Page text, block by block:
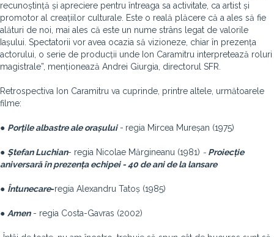
recunoștință și apreciere pentru întreaga sa activitate, ca artist și
promotor al creațiilor culturale. Este o reală plăcere că a ales să fie
alături de noi, mai ales că este un nume strâns legat de valorile
Iașului. Spectatorii vor avea ocazia să vizioneze, chiar în prezența
actorului, o serie de producții unde Ion Caramitru interpretează roluri
magistrale”, menționează Andrei Giurgia, directorul SFR.
Retrospectiva Ion Caramitru va cuprinde, printre altele, următoarele
filme:
● Porțile albastre ale orașului- regia Mircea Mureșan (1975)
● Ștefan Luchian- regia Nicolae Mărgineanu (1981) - Proiecție
aniversară în prezența echipei - 40 de ani de la lansare
● Întunecare-regia Alexandru Tatoș (1985)
● Amen- regia Costa-Gavras (2002)